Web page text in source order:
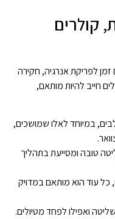
קולרים
לפריקת אנרגיה, חקירה
חייב להיות מותאם,
במיוחד לאלו שמושכים,
טובה ומסייעת בתהליך
כל עוד הוא מותאם במדויק
ואפילו לפחד מטיולים.